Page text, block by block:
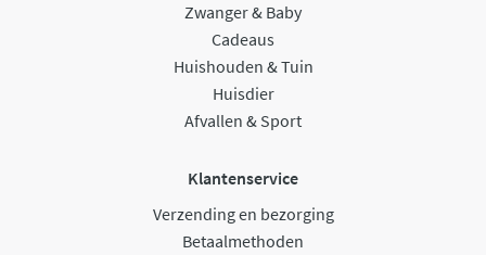
Zwanger & Baby
Cadeaus
Huishouden & Tuin
Huisdier
Afvallen & Sport
Klantenservice
Verzending en bezorging
Betaalmethoden